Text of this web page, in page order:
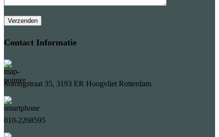
Contact Informatie
Sorongstraat 35, 3193 ER Hoogvliet Rotterdam
010-2268595